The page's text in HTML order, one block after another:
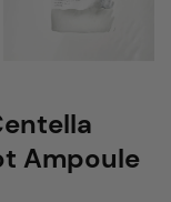
Ampoule